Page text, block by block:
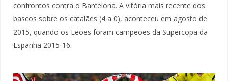
confrontos contra o Barcelona. A vitória mais recente dos
bascos sobre os catalães (4 a 0), aconteceu em agosto de
2015, quando os Leões foram campeões da Supercopa da
Espanha 2015-16.